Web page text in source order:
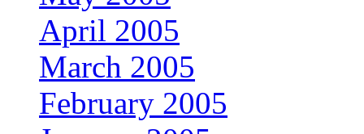
April 2005
March 2005
February 2005